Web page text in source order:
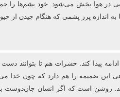
در هوا پخش می‌شود. خود پشم‌ها را
به اندازه پرز پشمی که هنگام چیدن از
پیدا کند. حشرات هم تا بتوانند دست
این ضمیمه را هم دارد که چون
روشن است که اگر انسان جان‌دوست